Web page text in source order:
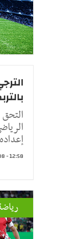
12:58 - 2026/08/08